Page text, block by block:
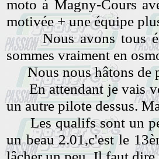
moto à Magny-Cours
motivée + une équipe
Nous avons tous été
sommes vraiment en
Nous nous hâtons de
En attendant je vais
un autre pilote dessus.
Les qualifs sont un
un beau 2.01,c'est le